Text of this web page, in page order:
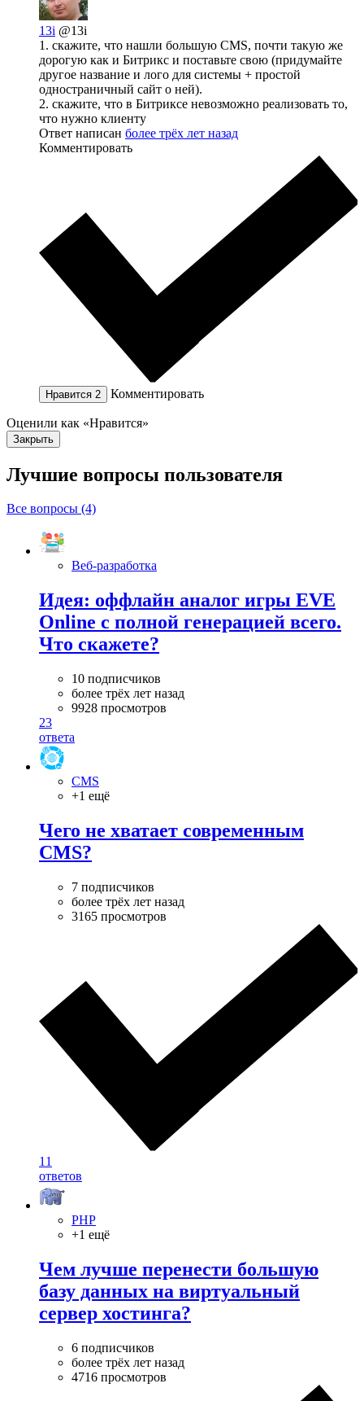
13i @13i
1. скажите, что нашли большую CMS, почти такую же
дорогую как и Битрикс и поставьте свою (придумайте
другое название и лого для системы + простой
одностраничный сайт о ней).
2. скажите, что в Битриксе невозможно реализовать то,
что нужно клиенту
Ответ написан более трёх лет назад
Комментировать
Нравится 2 Комментировать
Оценили как «Нравится»
Закрыть
Лучшие вопросы пользователя
Все вопросы (4)
Веб-разработка
Идея: оффлайн аналог игры EVE
Online с полной генерацией всего.
Что скажете?
10 подписчиков
более трёх лет назад
9928 просмотров
23
ответа
CMS
+1 ещё
Чего не хватает современным
CMS?
7 подписчиков
более трёх лет назад
3165 просмотров
11
ответов
PHP
+1 ещё
Чем лучше перенести большую
базу данных на виртуальный
сервер хостинга?
6 подписчиков
более трёх лет назад
4716 просмотров